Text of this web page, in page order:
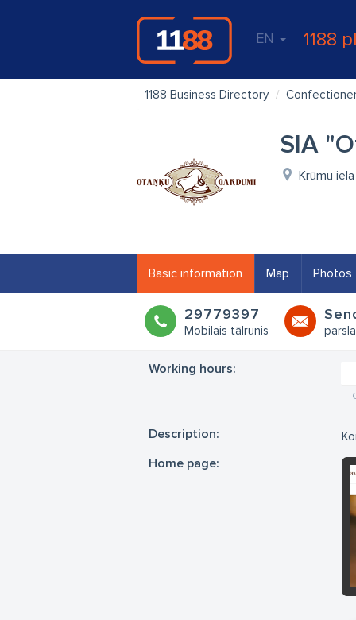
EN 1188
1188 Business Directory
SIA
Krūmu
Basic information Map Photos
29779397
Mobilais tālrunis
Working hours:
Description:
Home page: